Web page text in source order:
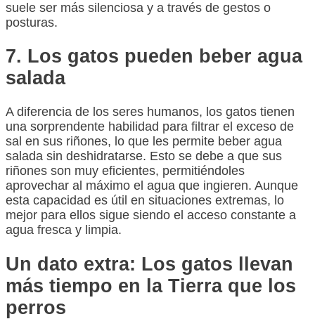
suele ser más silenciosa y a través de gestos o
posturas.
7. Los gatos pueden beber agua
salada
A diferencia de los seres humanos, los gatos tienen
una sorprendente habilidad para filtrar el exceso de
sal en sus riñones, lo que les permite beber agua
salada sin deshidratarse. Esto se debe a que sus
riñones son muy eficientes, permitiéndoles
aprovechar al máximo el agua que ingieren. Aunque
esta capacidad es útil en situaciones extremas, lo
mejor para ellos sigue siendo el acceso constante a
agua fresca y limpia.
Un dato extra: Los gatos llevan
más tiempo en la Tierra que los
perros